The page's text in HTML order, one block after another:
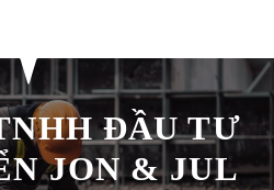
ĐẦU TƯ
JON & JUL